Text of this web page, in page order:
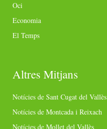
Oci
Economia
El Temps
Altres Mitjans
Notícies de Sant Cugat del Vallès
Notícies de Montcada i Reixach
Notícies de Mollet del Vallès